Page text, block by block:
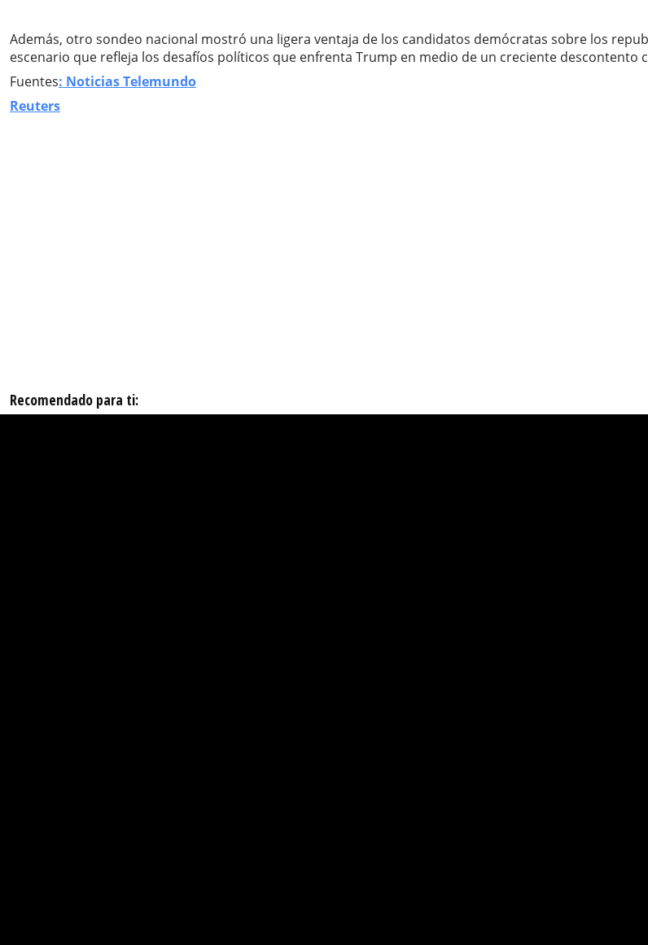
Además, otro sondeo nacional mostró una ligera ventaja de los candidatos demócratas sobre los
escenario que refleja los desafíos políticos que enfrenta Trump en medio de un creciente descontento
Fuentes: Noticias Telemundo
Reuters
Recomendado para ti: